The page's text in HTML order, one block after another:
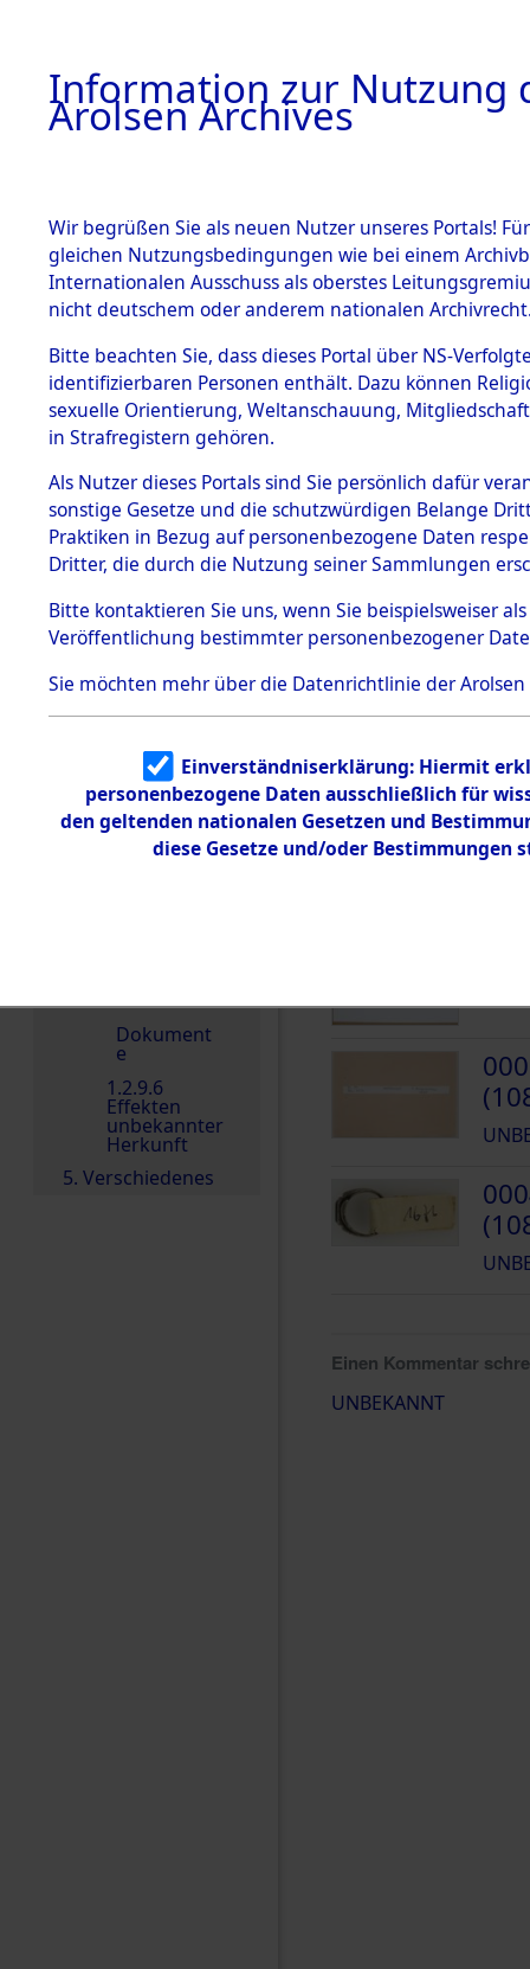
BESTÄNDE
1.
Inhaftierungsdoku
mente
1.2.9 Beim ITS
verwahrte
1.2.9.1
Effekten aus
dem KZ
Dachau
Effekten aus
dem KZ
Dachau,
Landesentsch
ädigungsamt
Effekten aus
dem KZ
Neuengamm
e
1.2.9.4
Effekten nicht
Dokument
e
1.2.9.6
Effekten
unbekannter
Herkunft
5. Verschiedenes
4Akten
Häftlingsnummer
1676
DOKUMENTE
Einen Kommentar
UNBEKANNT
Information zur Nutzung
Arolsen Archives
Wir begrüßen Sie als neuen Nutzer unseres Portals!
gleichen Nutzungsbedingungen wie bei einem
Internationalen Ausschuss als oberstes
nicht deutschem oder anderem nationalen
Bitte beachten Sie, dass dieses Portal über NS-
identifizierbaren Personen enthält. Dazu können
sexuelle Orientierung, Weltanschauung,
in Strafregistern gehören.
Als Nutzer dieses Portals sind Sie persönlich dafür
sonstige Gesetze und die schutzwürdigen Belange
Praktiken in Bezug auf personenbezogene Daten
Dritter, die durch die Nutzung seiner Sammlungen
Bitte kontaktieren Sie uns, wenn Sie beispielsweiser
Veröffentlichung bestimmter personenbezogener
Sie möchten mehr über die Datenrichtlinie der Arolsen
Einverständniserklärung: Hiermit
personenbezogene Daten ausschließlich für
den geltenden nationalen Gesetzen und
diese Gesetze und/oder Bestimmungen